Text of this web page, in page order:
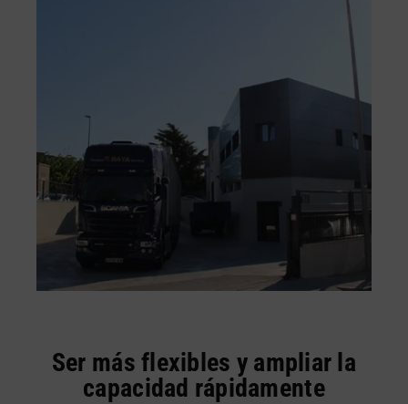
Ser más flexibles y ampliar la
capacidad rápidamente